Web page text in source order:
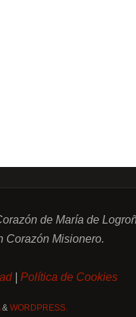
de María de
Corazón Misionero.
Política de Cookies
& WORDPRESS.